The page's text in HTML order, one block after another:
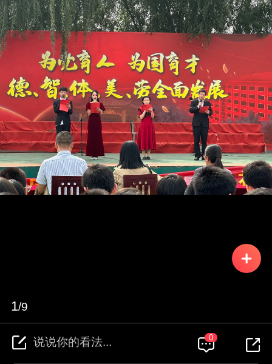
1/9
说说你的看法... 0